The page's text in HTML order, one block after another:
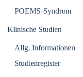
POEMS-Syndrom
Klinische Studien
Allg. Informationen
Studienregister